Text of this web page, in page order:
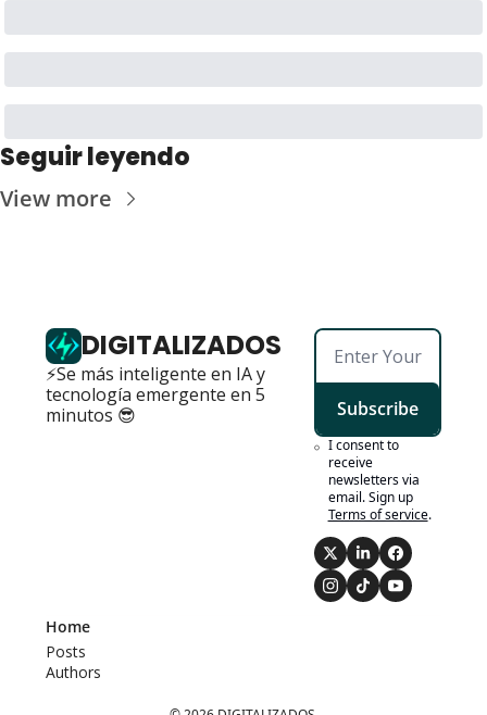
Seguir leyendo
View more
DIGITALIZADOS
⚡Se más inteligente en IA y
tecnología emergente en 5
minutos 😎
Subscribe
I consent to
receive
newsletters via
email. Sign up
Terms of service.
Home
Posts
Authors